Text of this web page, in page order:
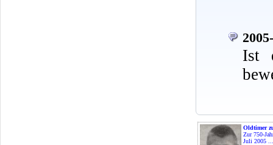
Ist
Oldtimer
Zur 750-
Juli 2005 ...